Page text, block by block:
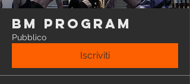
BM Program
Pubblico
Iscriviti